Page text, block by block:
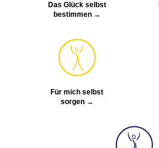
Das Glück selbst
bestimmen →
Für mich selbst
sorgen →